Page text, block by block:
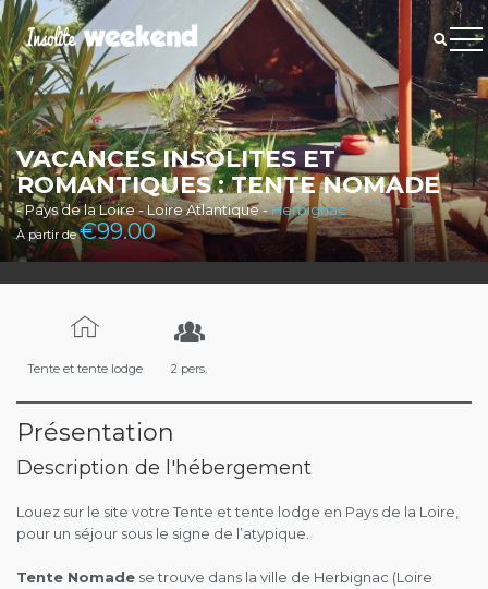
VACANCES INSOLITES ET
ROMANTIQUES : TENTE NOMADE
- Pays de la Loire - Loire Atlantique -Herbignac
À partir de€99.00
Tente et tente lodge 2 pers.
Présentation
Description de l'hébergement
Louez sur le site votre Tente et tente lodge en Pays de la Loire,
pour un séjour sous le signe de l’atypique.
Tente Nomade se trouve dans la ville de Herbignac (Loire